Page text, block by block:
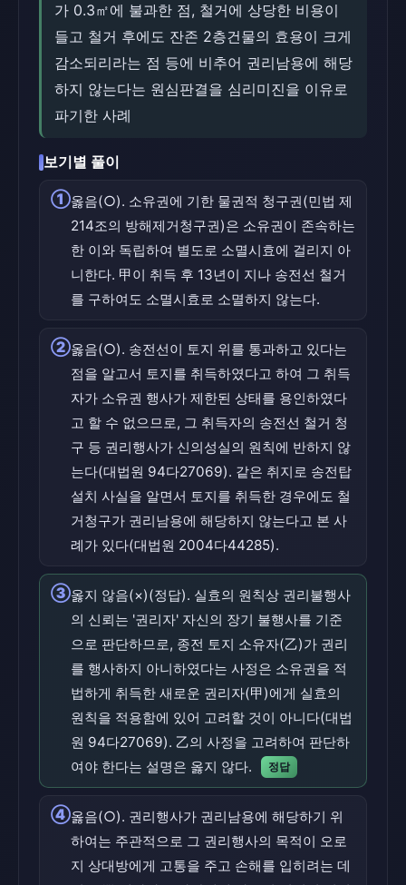
가 0.3㎡에 불과한 점, 철거에 상당한 비용이
들고 철거 후에도 잔존 2층건물의 효용이 크게
감소되리라는 점 등에 비추어 권리남용에 해당
하지 않는다는 원심판결을 심리미진을 이유로
파기한 사례
보기별 풀이
①옳음(○). 소유권에 기한 물권적 청구권(민법 제
214조의 방해제거청구권)은 소유권이 존속하는
한 이와 독립하여 별도로 소멸시효에 걸리지 아
니한다. 甲이 취득 후 13년이 지나 송전선 철거
를 구하여도 소멸시효로 소멸하지 않는다.
②옳음(○). 송전선이 토지 위를 통과하고 있다는
점을 알고서 토지를 취득하였다고 하여 그 취득
자가 소유권 행사가 제한된 상태를 용인하였다
고 할 수 없으므로, 그 취득자의 송전선 철거 청
구 등 권리행사가 신의성실의 원칙에 반하지 않
는다(대법원 94다27069). 같은 취지로 송전탑
설치 사실을 알면서 토지를 취득한 경우에도 철
거청구가 권리남용에 해당하지 않는다고 본 사
례가 있다(대법원 2004다44285).
③옳지 않음(×)(정답). 실효의 원칙상 권리불행사
의 신뢰는 '권리자' 자신의 장기 불행사를 기준
으로 판단하므로, 종전 토지 소유자(乙)가 권리
를 행사하지 아니하였다는 사정은 소유권을 적
법하게 취득한 새로운 권리자(甲)에게 실효의
원칙을 적용함에 있어 고려할 것이 아니다(대법
원 94다27069). 乙의 사정을 고려하여 판단하
여야 한다는 설명은 옳지 않다.
정답
④옳음(○). 권리행사가 권리남용에 해당하기 위
하여는 주관적으로 그 권리행사의 목적이 오로
지 상대방에게 고통을 주고 손해를 입히려는 데